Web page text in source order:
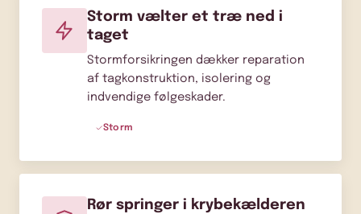
Storm vælter et træ ned i
taget
Stormforsikringen dækker reparation
af tagkonstruktion, isolering og
indvendige følgeskader.
Storm
Rør springer i krybekælderen